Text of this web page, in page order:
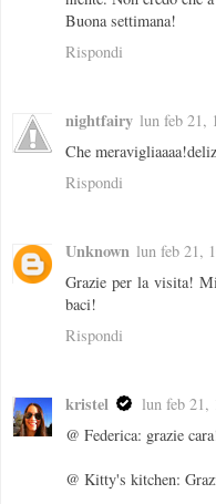
Buona settimana!
Rispondi
nightfairy lun feb 21,
Che
Rispondi
Unknown lun feb 21,
Grazie per la visita!
baci!
Rispondi
kristel
lun feb 21,
@ Federica: grazie
@ Kitty's kitchen: